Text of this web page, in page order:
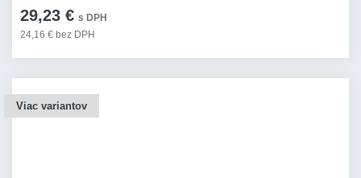
29,23 € s DPH
24,16 € bez DPH
Viac variantov